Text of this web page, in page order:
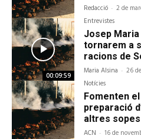
Redacció - 2 de
00:09:59
Entrevistes
Josep Maria
tornarem a
racions de
Maria Alsina - 26
Notícies
Fomenten
preparació
altres
ACN - 16 de